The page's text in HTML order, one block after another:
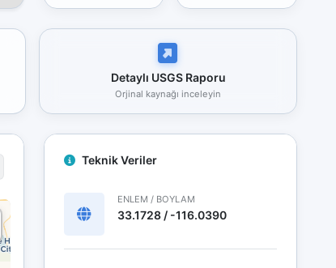
Detaylı USGS Raporu
Orjinal kaynağı inceleyin
Teknik Veriler
ENLEM / BOYLAM
33.1728 / -116.0390